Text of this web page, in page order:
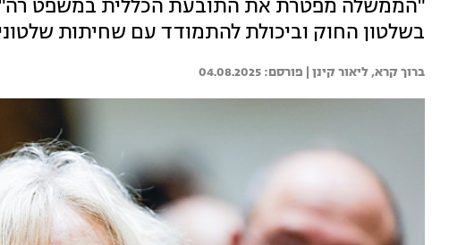
"הממשלה מפטרת את התובעת הכללית במשפט רה"מ
בשלטון החוק וביכולת להתמודד עם שחיתות
ברוך קרא, ליאור קינן | 04.08.2025